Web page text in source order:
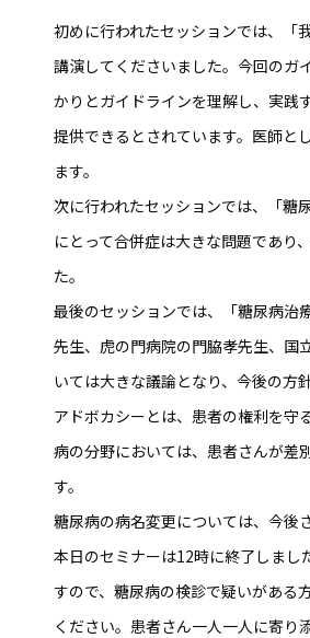
初めに行われたセッションでは、「
講演してくださいました。今回のガ
かりとガイドラインを理解し、実践
提供できるとされています。医師と
ます。
次に行われたセッションでは、「糖
にとって合併症は大きな問題であり
た。
最後のセッションでは、「糖尿病治
先生、虎の門病院の門脇孝先生、国
いては大きな議論となり、今後の方
アドボカシーとは、患者の権利を守
病の分野においては、患者さんが差
す。
糖尿病の病名変更については、今後
本日のセミナーは12時に終了しまし
すので、糖尿病の検診で疑いがある
ください。患者さん一人一人に寄り